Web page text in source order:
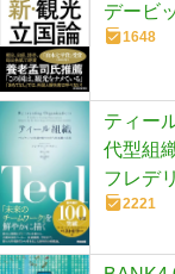
デービ
1648
ティー
代型組
フレデ
2221